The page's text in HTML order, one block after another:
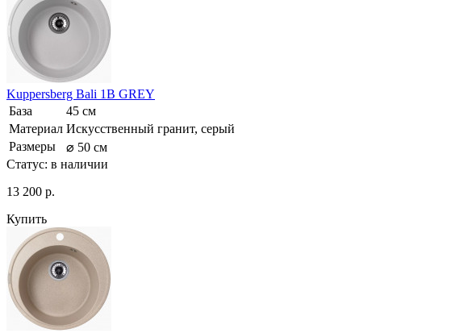
Kuppersberg Bali 1B GREY
База
45 см
Материал Искусственный гранит, серый
Размеры
⌀ 50 см
Статус: в наличии
13 200 р.
Купить